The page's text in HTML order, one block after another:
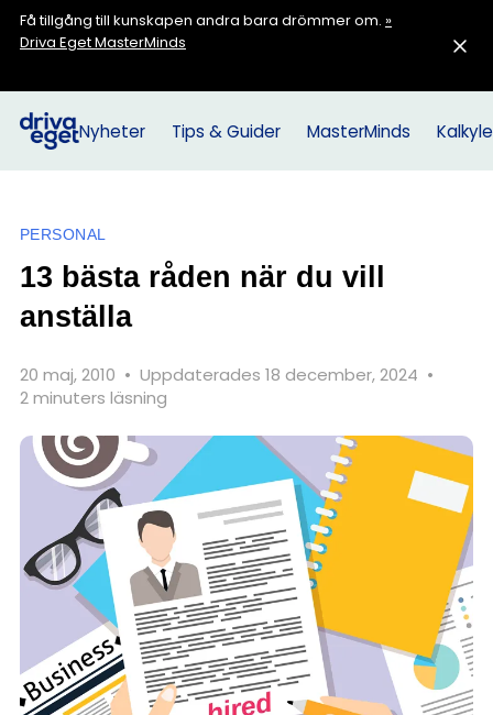
Få tillgång till kunskapen andra bara drömmer om. »
Driva Eget MasterMinds
Nyheter Tips & Guider MasterMinds
PERSONAL
13 bästa råden när du vill
anställa
20 maj, 2010 • Uppdaterades 18 december, 2024 •
2 minuters läsning